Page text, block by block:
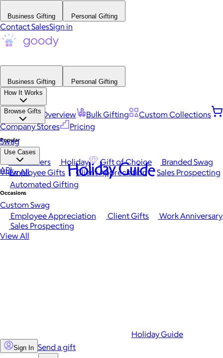
Business Gifting Personal Gifting
Contact SalesSign in
Business Gifting
Personal Gifting
How It Works
Platform Overview Bulk Gifting
Custom Collections
Company Stores
Pricing
Browse Gifts
Popular
Best Sellers Holiday Gift of Choice
Branded Swag
View All
Occasions
Employee Appreciation Client Gifts
Work Anniversary
Sales Prospecting
View All
Swag
Use Cases
Employee Gifts Client Appreciation
Sales Prospecting
Automated Gifting
Custom Swag
API Holiday Guide
Holiday Guide
Sign In Send a gift